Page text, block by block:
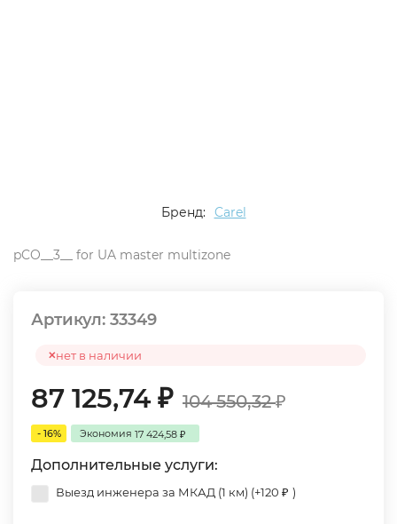
Бренд: Carel
pCO__3__ for UA master multizone
Артикул: 33349
нет в наличии
87 125,74 ₽ 104 550,32₽
- 16% Экономия 17 424,58 ₽
Дополнительные услуги:
Выезд инженера за МКАД (1 км) (+120 ₽ )